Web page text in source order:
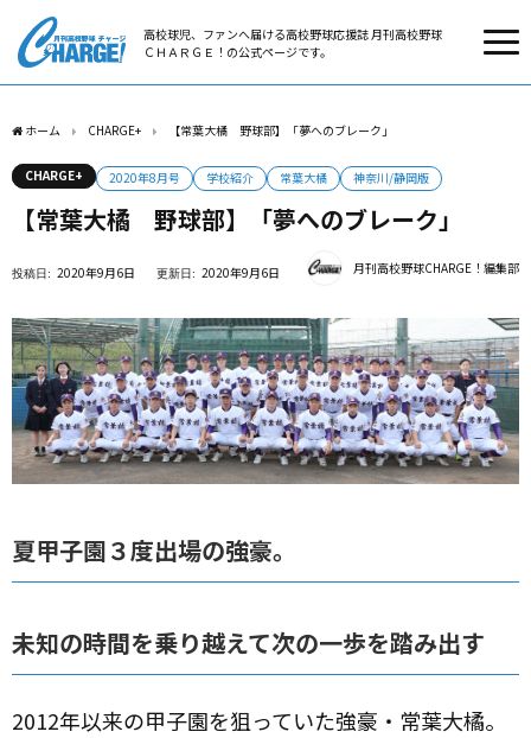
高校球児、ファンへ届ける高校野球応援誌 月刊高校野球
ＣＨＡＲＧＥ！の公式ページです。
ホーム CHARGE+ 【常葉大橘 野球部】「夢へのブレーク」
CHARGE+ 2020年8月号 学校紹介 常葉大橘 神奈川/静岡版
【常葉大橘 野球部】「夢へのブレーク」
2020年9月6日 2020年9月6日 月刊高校野球CHARGE！編集部
夏甲子園３度出場の強豪。
未知の時間を乗り越えて次の一歩を踏み出す
2012年以来の甲子園を狙っていた強豪・常葉大橘。